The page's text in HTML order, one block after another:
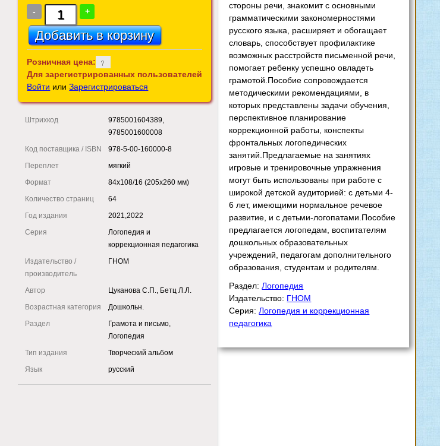
- +
Розничная цена:
Для зарегистрированных пользователей
Войти илиЗарегистрироваться
Штрихкод
9785001604389,
9785001600008
Код поставщика / ISBN
978-5-00-160000-8
Переплет
мягкий
Формат
84x108/16 (205x260 мм)
Количество страниц
64
Год издания
2021,2022
Серия
Логопедия и
коррекционная педагогика
Издательство /
производитель
ГНОМ
Автор
Цуканова С.П., Бетц Л.Л.
Возрастная категория
Дошкольн.
Раздел
Грамота и письмо,
Логопедия
Тип издания
Творческий альбом
Язык
русский
стороны речи, знакомит с основными
грамматическими закономерностями
русского языка, расширяет и обогащает
словарь, способствует профилактике
возможных расстройств письменной речи,
помогает ребенку успешно овладеть
грамотой.Пособие сопровождается
методическими рекомендациями, в
которых представлены задачи обучения,
перспективное планирование
коррекционной работы, конспекты
фронтальных логопедических
занятий.Предлагаемые на занятиях
игровые и тренировочные упражнения
могут быть использованы при работе с
широкой детской аудиторией: с детьми 4-
6 лет, имеющими нормальное речевое
развитие, и с детьми-логопатами.Пособие
предлагается логопедам, воспитателям
дошкольных образовательных
учреждений, педагогам дополнительного
образования, студентам и родителям.
Раздел:Логопедия
Издательство: ГНОМ
Серия:Логопедия и коррекционная
педагогика